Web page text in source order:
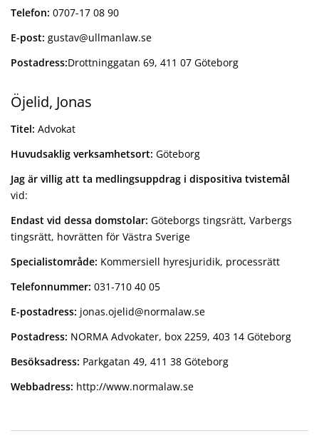
Telefon: 0707-17 08 90
E-post: gustav@ullmanlaw.se
Postadress:Drottninggatan 69, 411 07 Göteborg
Öjelid, Jonas
Titel: Advokat
Huvudsaklig verksamhetsort: Göteborg
Jag är villig att ta medlingsuppdrag i dispositiva tvistemål
vid:
Endast vid dessa domstolar: Göteborgs tingsrätt, Varbergs
tingsrätt, hovrätten för Västra Sverige
Specialistområde: Kommersiell hyresjuridik, processrätt
Telefonnummer: 031-710 40 05
E-postadress: jonas.ojelid@normalaw.se
Postadress: NORMA Advokater, box 2259, 403 14 Göteborg
Besöksadress: Parkgatan 49, 411 38 Göteborg
Webbadress: http://www.normalaw.se